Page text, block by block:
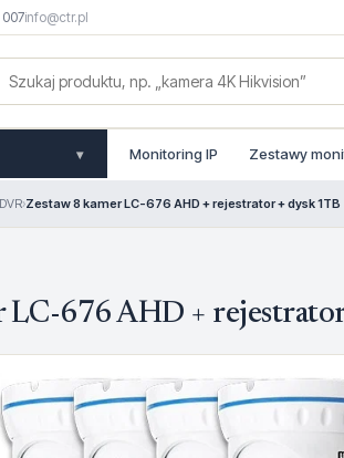
007info@ctr.pl
▾ Monitoring IP Zestawy
›Zestaw 8 kamer LC-676 AHD + rejestrator + dysk 1TB
LC-676 AHD +